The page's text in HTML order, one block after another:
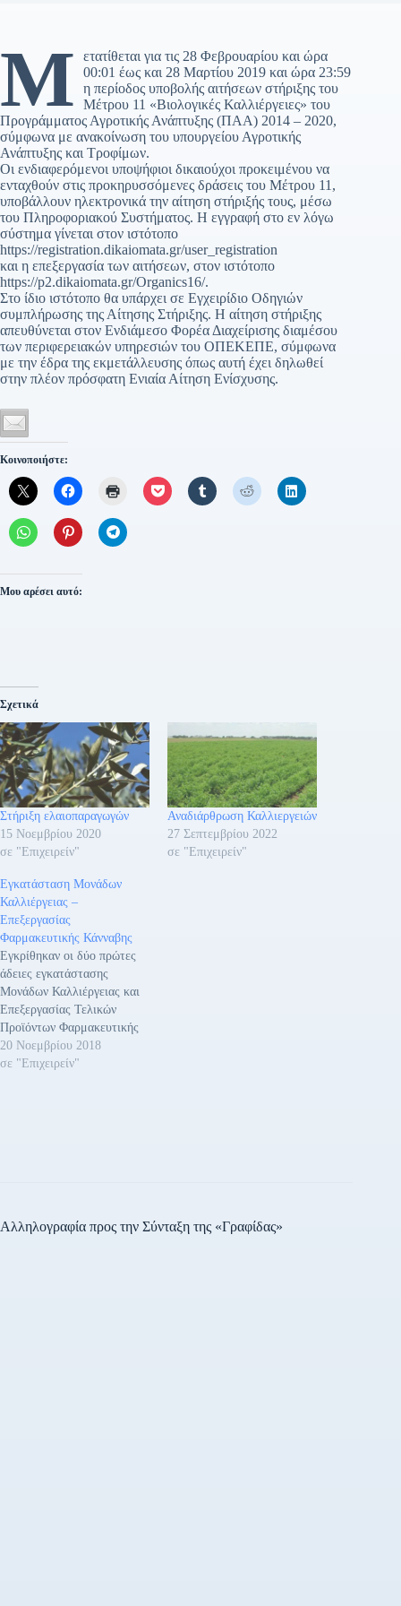
Μ
ετατίθεται για τις 28 Φεβρουαρίου και ώρα
00:01 έως και 28 Μαρτίου 2019 και ώρα 23:59
η περίοδος υποβολής αιτήσεων στήριξης του
Μέτρου 11 «Βιολογικές Καλλιέργειες» του
Προγράμματος Αγροτικής Ανάπτυξης (ΠΑΑ) 2014 – 2020,
σύμφωνα με ανακοίνωση του υπουργείου Αγροτικής
Ανάπτυξης και Τροφίμων.
Οι ενδιαφερόμενοι υποψήφιοι δικαιούχοι προκειμένου να
ενταχθούν στις προκηρυσσόμενες δράσεις του Μέτρου 11,
υποβάλλουν ηλεκτρονικά την αίτηση στήριξής τους, μέσω
του Πληροφοριακού Συστήματος. Η εγγραφή στο εν λόγω
σύστημα γίνεται στον ιστότοπο
https://registration.dikaiomata.gr/user_registration
και η επεξεργασία των αιτήσεων, στον ιστότοπο
https://p2.dikaiomata.gr/Organics16/.
Στο ίδιο ιστότοπο θα υπάρχει σε Εγχειρίδιο Οδηγιών
συμπλήρωσης της Αίτησης Στήριξης. Η αίτηση στήριξης
απευθύνεται στον Ενδιάμεσο Φορέα Διαχείρισης διαμέσου
των περιφερειακών υπηρεσιών του ΟΠΕΚΕΠΕ, σύμφωνα
με την έδρα της εκμετάλλευσης όπως αυτή έχει δηλωθεί
στην πλέον πρόσφατη Ενιαία Αίτηση Ενίσχυσης.
Κοινοποιήστε:
Μου αρέσει αυτό:
Σχετικά
Στήριξη ελαιοπαραγωγών
15 Νοεμβρίου 2020
σε "Επιχειρείν"
Αναδιάρθρωση Καλλιεργειών
27 Σεπτεμβρίου 2022
σε "Επιχειρείν"
Εγκατάσταση Μονάδων
Καλλιέργειας –
Επεξεργασίας
Φαρμακευτικής Κάνναβης
Εγκρίθηκαν οι δύο πρώτες
άδειες εγκατάστασης
Μονάδων Καλλιέργειας και
Επεξεργασίας Τελικών
Προϊόντων Φαρμακευτικής
Κάνναβης με κοινή απόφαση
του Υπουργού Υγείας κ.
βάσει του νόμου…
20 Νοεμβρίου 2018
σε "Επιχειρείν"
Αλληλογραφία προς την Σύνταξη της «Γραφίδας»